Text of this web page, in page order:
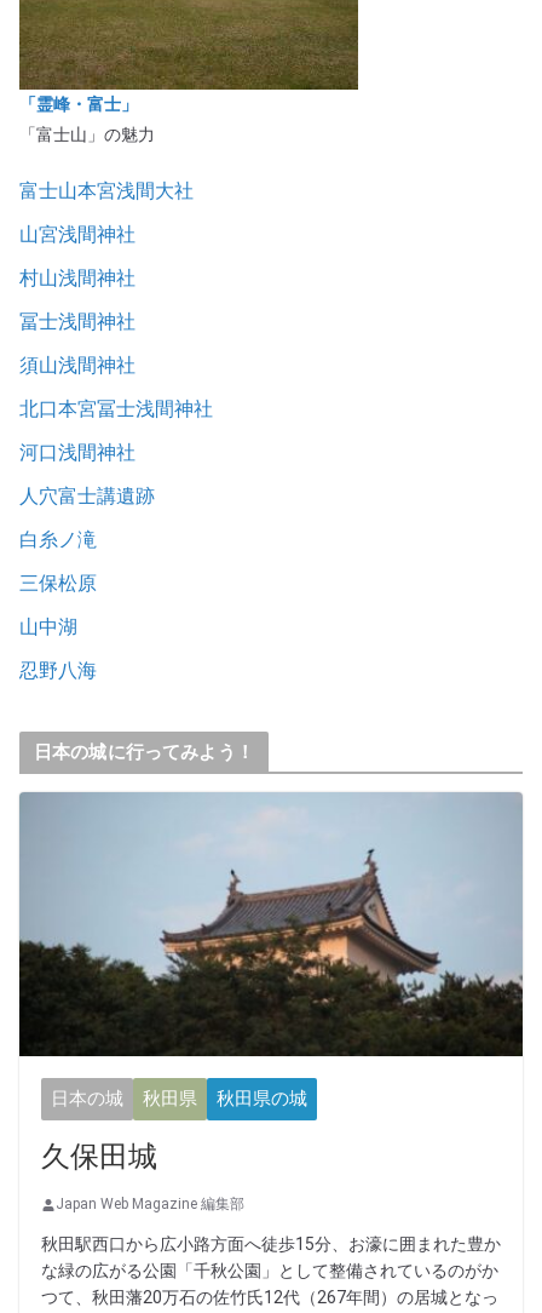
「霊峰・富士」
「富士山」の魅力
富士山本宮浅間大社
山宮浅間神社
村山浅間神社
冨士浅間神社
須山浅間神社
北口本宮冨士浅間神社
河口浅間神社
人穴富士講遺跡
白糸ノ滝
三保松原
山中湖
忍野八海
日本の城に行ってみよう！
日本の城 秋田県 秋田県の城
久保田城
Japan Web Magazine 編集部
秋田駅西口から広小路方面へ徒歩15分、お濠に囲まれた豊か
な緑の広がる公園「千秋公園」として整備されているのがか
つて、秋田藩20万石の佐竹氏12代（267年間）の居城となっ